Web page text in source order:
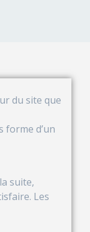
du site que
forme d’un
suite,
Les